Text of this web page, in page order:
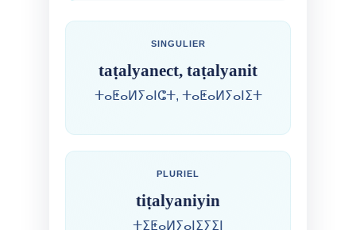
SINGULIER
taṭalyanect, taṭalyanit
ⵜⴰⵟⴰⵍⵢⴰⵏⵛⵜ, ⵜⴰⵟⴰⵍⵢⴰⵏⵉⵜ
PLURIEL
tiṭalyaniyin
ⵜⵉⵟⴰⵍⵢⴰⵏⵉⵢⵉⵏ